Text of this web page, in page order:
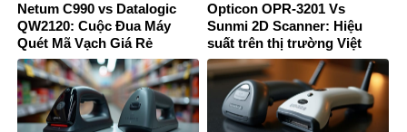
Netum C990 vs Datalogic
QW2120: Cuộc Đua Máy
Quét Mã Vạch Giá Rẻ
Opticon OPR-3201 Vs
Sunmi 2D Scanner: Hiệu
suất trên thị trường Việt
Nam